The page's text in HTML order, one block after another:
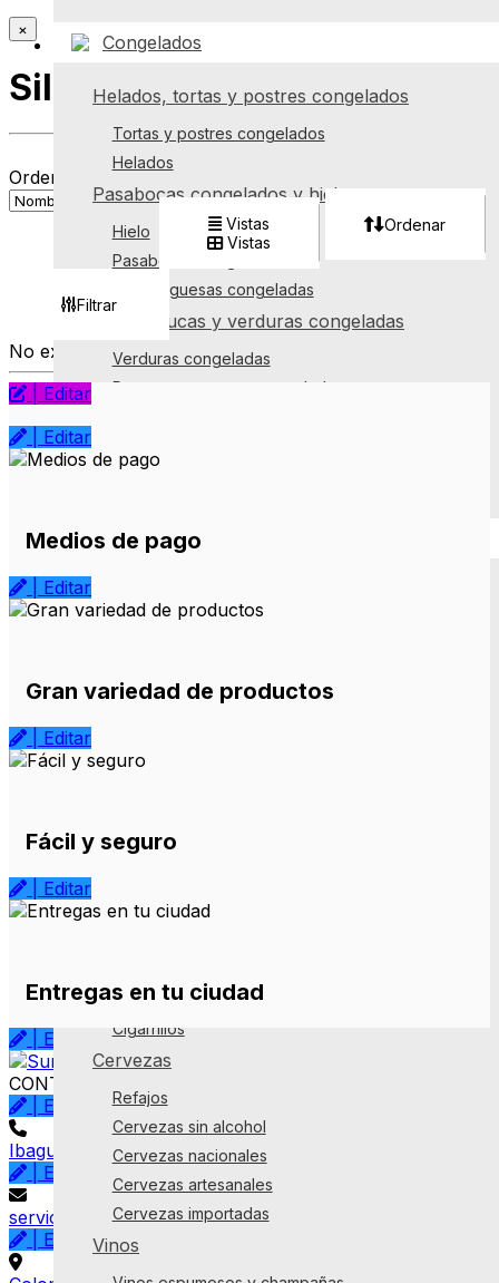
Congelados
Helados, tortas y postres congelados
Tortas y postres congelados
Helados
Pasabocas congelados y hielo
Hielo
Pasabocas congelados
Hamburguesas congeladas
Papas, yucas y verduras congeladas
Verduras congeladas
Patacones y yucas congelados
Pastas y masas congeladas
Licores y cigarrillos
Ron
Vodkas
Mezcladores de licor
Vapeadores
Cigarrillos
Cervezas
Refajos
Cervezas sin alcohol
Cervezas nacionales
Cervezas artesanales
Cervezas importadas
Vinos
×
Sillas
Encontramos:
Ordenar Por:
Vistas
Vistas
Ordenar
Filtrar
No existe información disponible
| Editar
| Editar
Medios de pago
| Editar
Gran variedad de productos
| Editar
Fácil y seguro
| Editar
Entregas en tu ciudad
| Editar
CONTACTO
| Editar
Ibague+57 321 3794333 -Neiva+57 320 2362042
| Editar
serviclientesurtiplaza@dsierra.com
| Editar